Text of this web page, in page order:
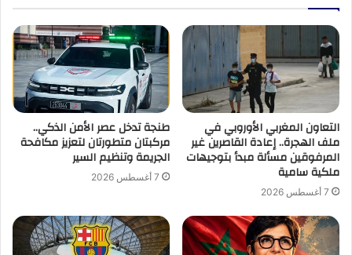
التعاون المغربي الأوروبي في
ملف الهجرة.. إعادة القاصرين غير
المرفوقين مسألة مبدأ بتوجيهات
ملكية سامية
7 أغسطس 2026
طنجة تدخل عصر الأمن الذكي..
مركبتان متطورتان لتعزيز مكافحة
الجريمة وتنظيم السير
7 أغسطس 2026